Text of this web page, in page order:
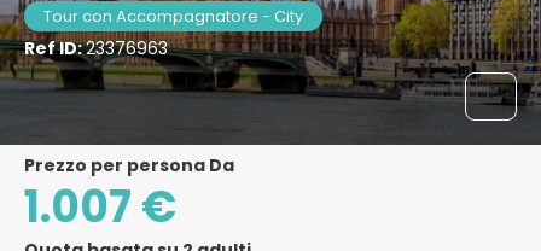
Tour con Accompagnatore - City
Ref ID:23376963
Prezzo per persona Da
1.007 €